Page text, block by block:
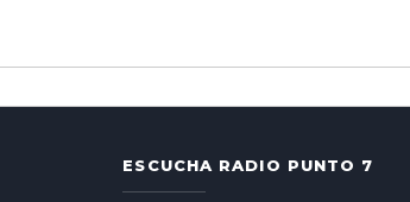
ESCUCHA RADIO PUNTO 7